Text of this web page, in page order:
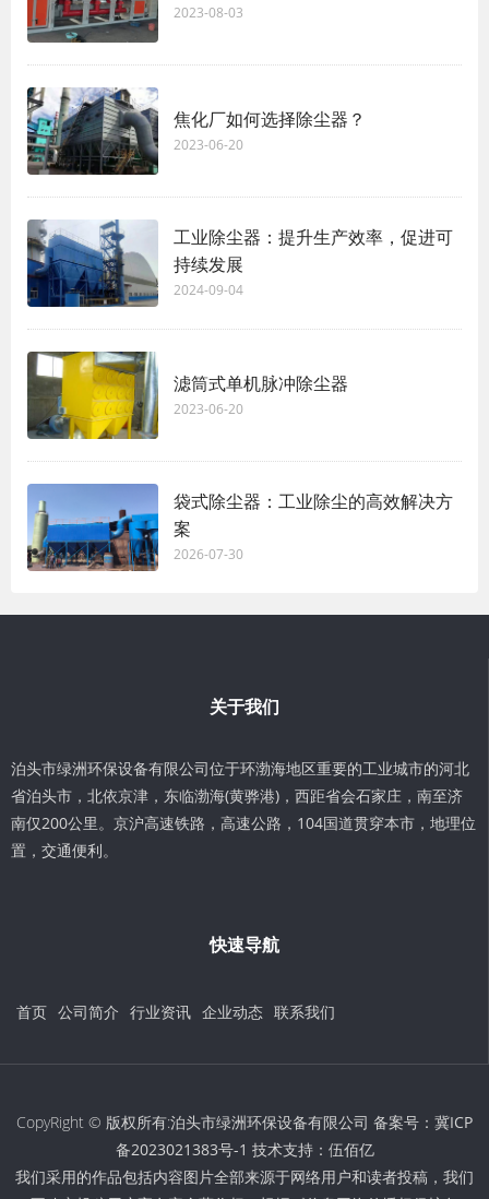
2023-08-03
焦化厂如何选择除尘器？
2023-06-20
工业除尘器：提升生产效率，促进可
持续发展
2024-09-04
滤筒式单机脉冲除尘器
2023-06-20
袋式除尘器：工业除尘的高效解决方
案
2026-07-30
关于我们
泊头市绿洲环保设备有限公司位于环渤海地区重要的工业城市的河北
省泊头市，北依京津，东临渤海(黄骅港)，西距省会石家庄，南至济
南仅200公里。京沪高速铁路，高速公路，104国道贯穿本市，地理位
置，交通便利。
快速导航
首页 公司简介 行业资讯 企业动态 联系我们
CopyRight © 版权所有:泊头市绿洲环保设备有限公司 备案号： 冀ICP
备2023021383号-1 技术支持： 伍佰亿
我们采用的作品包括内容图片全部来源于网络用户和读者投稿，我们